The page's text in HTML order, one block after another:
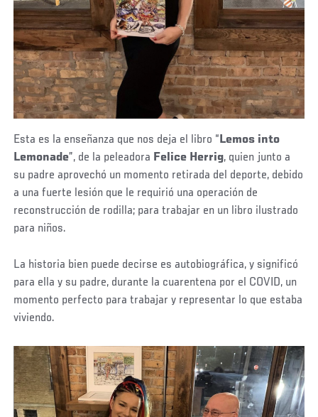
Esta es la enseñanza que nos deja el libro “Lemos into
Lemonade”, de la peleadora Felice Herrig, quien junto a
su padre aprovechó un momento retirada del deporte, debido
a una fuerte lesión que le requirió una operación de
reconstrucción de rodilla; para trabajar en un libro ilustrado
para niños.
La historia bien puede decirse es autobiográfica, y significó
para ella y su padre, durante la cuarentena por el COVID, un
momento perfecto para trabajar y representar lo que estaba
viviendo.